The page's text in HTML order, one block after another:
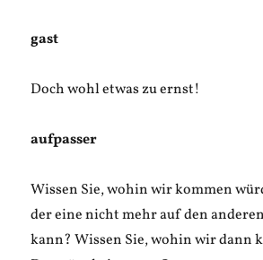
gast
Doch wohl etwas zu ernst!
aufpasser
Wissen Sie, wohin wir kommen
der eine nicht mehr auf den
kann? Wissen Sie, wohin wir dann